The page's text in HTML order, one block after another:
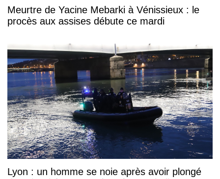
Meurtre de Yacine Mebarki à Vénissieux : le
procès aux assises débute ce mardi
Lyon : un homme se noie après avoir plongé